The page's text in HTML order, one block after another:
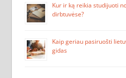
Kur ir ką reikia studijuoti
dirbtuvėse?
Kaip geriau pasiruošti
gidas